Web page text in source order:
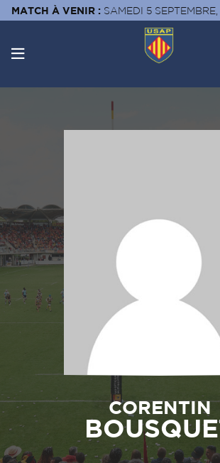
MATCH À VENIR : SAMEDI 5
CORENTIN